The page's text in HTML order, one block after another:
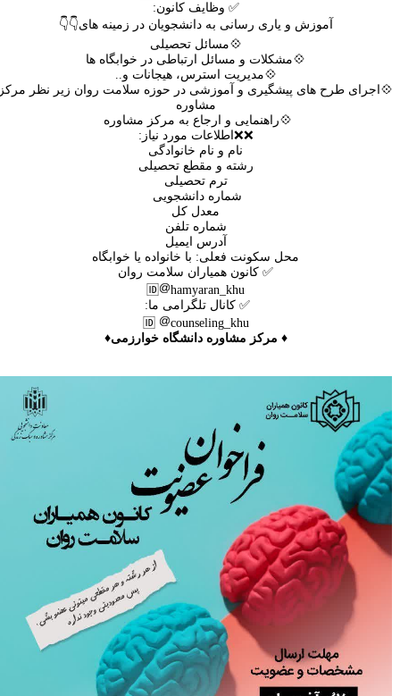
✅ وظایف کانون:
آموزش و یاری رسانی به دانشجویان در زمینه های👇👇
💠مسائل تحصیلی
💠مشکلات و مسائل ارتباطی در خوابگاه ها
💠مدیریت استرس، هیجانات و..
طرح های پیشگیری و آموزشی در حوزه سلامت روان زیر نظر مرکز
مشاوره
💠راهنمایی و ارجاع به مرکز مشاوره
❌❌اطلاعات مورد نیاز:
نام و نام خانوادگی
رشته و مقطع تحصیلی
ترم تحصیلی
شماره دانشجویی
معدل کل
شماره تلفن
آدرس ایمیل
محل سکونت فعلی: با خانواده یا خوابگاه
✅ کانون همیاران سلامت روان
🆔️
hamyaran_khu
✅ کانال تلگرامی ما:
🆔️
counseling_khu
♦️ مرکز مشاوره دانشگاه خوارزمی♦️